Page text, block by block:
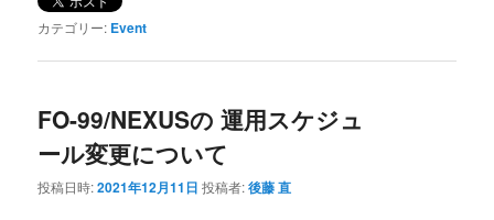
カテゴリー: Event
FO-99/NEXUSの 運用スケジュ
ール変更について
投稿日時:2021年12月11日 投稿者:後藤 直